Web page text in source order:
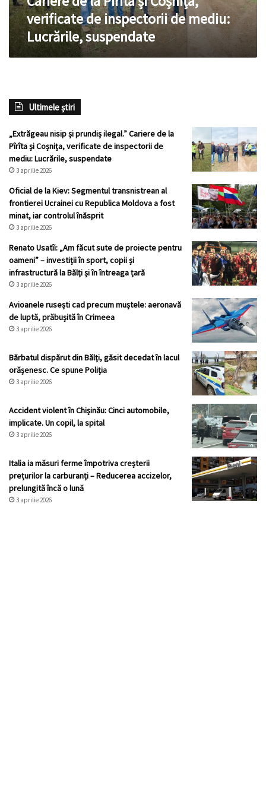
Coșnița,
verificate
de
inspectorii
de
suspendate
verificate de inspectorii de mediu:
Lucrările, suspendate
Ultimele știri
„Extrăgeau nisip și prundiș ilegal.” Cariere de la
Pîrîta și Coșnița, verificate de inspectorii de
mediu: Lucrările, suspendate
3 aprilie 2026
Oficial de la Kiev: Segmentul transnistrean al
frontierei Ucrainei cu Republica Moldova a fost
minat, iar controlul înăsprit
3 aprilie 2026
Renato Usatîi: „Am făcut sute de proiecte pentru
oameni” – investiții în sport, copii și
infrastructură la Bălți și în întreaga țară
3 aprilie 2026
Avioanele rusești cad precum muștele: aeronavă
de luptă, prăbușită în Crimeea
3 aprilie 2026
Bărbatul dispărut din Bălți, găsit decedat în lacul
orășenesc. Ce spune Poliția
3 aprilie 2026
Accident violent în Chișinău: Cinci automobile,
implicate. Un copil, la spital
3 aprilie 2026
Italia ia măsuri ferme împotriva creșterii
prețurilor la carburanți – Reducerea accizelor,
prelungită încă o lună
3 aprilie 2026